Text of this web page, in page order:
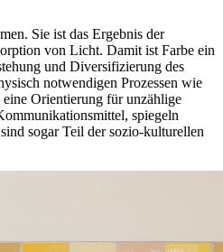
Sie ist das Ergebnis der
von Licht. Damit ist Farbe ein
und Diversifizierung des
notwendigen Prozessen wie
eine Orientierung für unzählige
spiegeln
sogar Teil der sozio-kulturellen